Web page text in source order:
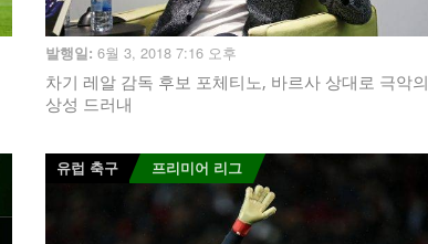
발행일: 6월 3, 2018 7:16 오후
차기 레알 감독 후보 포체티노, 바르사 상대로 극악의
상성 드러내
유럽 축구 프리미어 리그